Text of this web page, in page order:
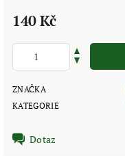
140 Kč
ZNAČKA
KATEGORIE
Dotaz